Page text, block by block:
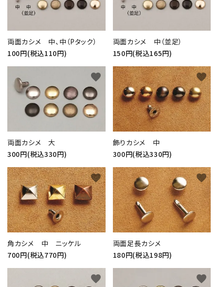
両面カシメ 中、中（Pタック）
100円(税込110円)
両面カシメ 中（並足）
150円(税込165円)
両面カシメ 大
300円(税込330円)
favorite
飾りカシメ 中
300円(税込330円)
favorite
角カシメ 中 ニッケル
700円(税込770円)
favorite
両面足長カシメ
180円(税込198円)
favorite
favorite favorite